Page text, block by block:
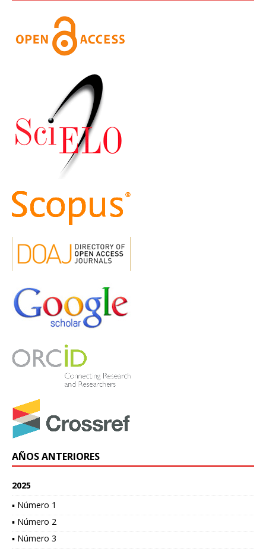
AÑOS ANTERIORES
2025
▪ Número 1
▪ Número 2
▪ Número 3